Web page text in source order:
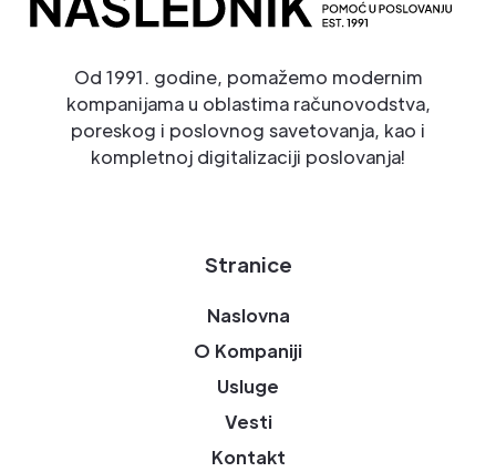
Od 1991. godine, pomažemo modernim
kompanijama u oblastima računovodstva,
poreskog i poslovnog savetovanja, kao i
kompletnoj digitalizaciji poslovanja!
Stranice
Naslovna
O Kompaniji
Usluge
Vesti
Kontakt